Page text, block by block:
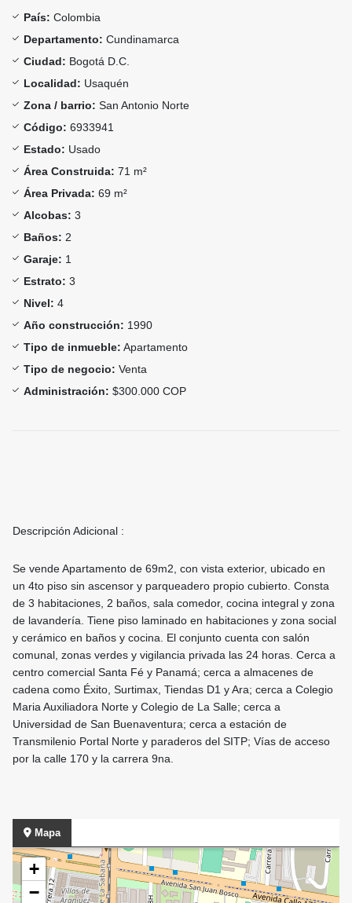
País: Colombia
Departamento: Cundinamarca
Ciudad: Bogotá D.C.
Localidad: Usaquén
Zona / barrio: San Antonio Norte
Código: 6933941
Estado: Usado
Área Construida: 71 m²
Área Privada: 69 m²
Alcobas: 3
Baños: 2
Garaje: 1
Estrato: 3
Nivel: 4
Año construcción: 1990
Tipo de inmueble: Apartamento
Tipo de negocio: Venta
Administración: $300.000 COP
Descripción Adicional :
Se vende Apartamento de 69m2, con vista exterior, ubicado en
un 4to piso sin ascensor y parqueadero propio cubierto. Consta
de 3 habitaciones, 2 baños, sala comedor, cocina integral y zona
de lavandería. Tiene piso laminado en habitaciones y zona social
y cerámico en baños y cocina. El conjunto cuenta con salón
comunal, zonas verdes y vigilancia privada las 24 horas. Cerca a
centro comercial Santa Fé y Panamá; cerca a almacenes de
cadena como Éxito, Surtimax, Tiendas D1 y Ara; cerca a Colegio
Maria Auxiliadora Norte y Colegio de La Salle; cerca a
Universidad de San Buenaventura; cerca a estación de
Transmilenio Portal Norte y paraderos del SITP; Vías de acceso
por la calle 170 y la carrera 9na.
Mapa
+
−